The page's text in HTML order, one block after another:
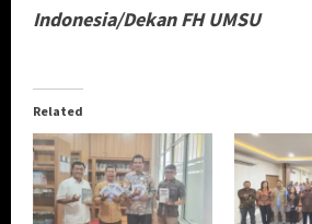
Indonesia/Dekan FH UMSU
Related